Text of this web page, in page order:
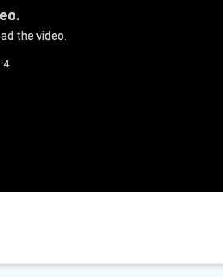
the video.